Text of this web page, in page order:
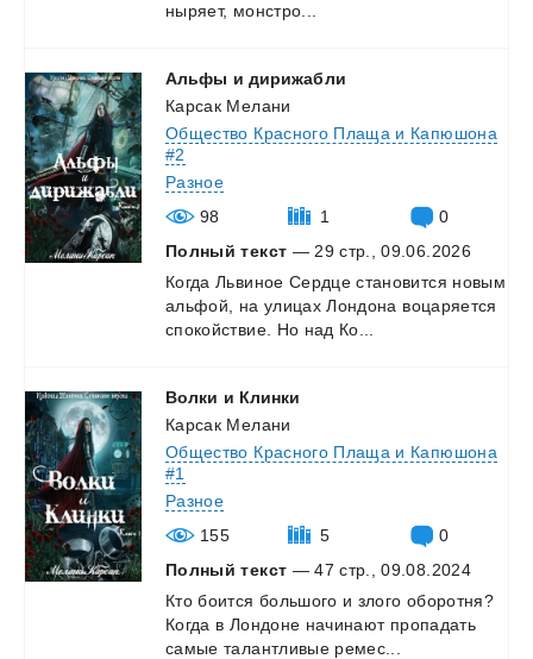
ныряет, монстро...
Альфы и дирижабли
Карсак Мелани
Общество Красного Плаща и Капюшона
#2
Разное
98
1
0
Полный текст — 29 стр., 09.06.2026
Когда Львиное Сердце становится новым
альфой,
на улицах Лондона воцаряется
спокойствие.
Но над Ко...
Волки и Клинки
Карсак Мелани
Общество Красного Плаща и Капюшона
#1
Разное
155
5
0
Полный текст — 47 стр., 09.08.2024
Кто боится большого и злого оборотня?
Когда в Лондоне начинают пропадать
самые талантливые ремес...